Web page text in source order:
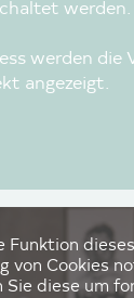
werden.
werden die
angezeigt.
Funktion
von Cookies
Sie diese um